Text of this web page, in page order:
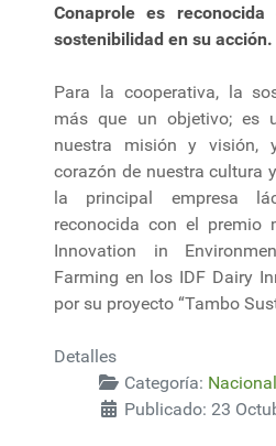
Conaprole es
sostenibilidad en su acción.
Para la cooperativa, la
más que un objetivo; es
nuestra misión y visión,
corazón de nuestra cultura
la principal empresa
reconocida con el premio
Innovation in
Farming en los IDF Dairy
por su proyecto “Tambo
Detalles
Categoría:
Publicado: 23